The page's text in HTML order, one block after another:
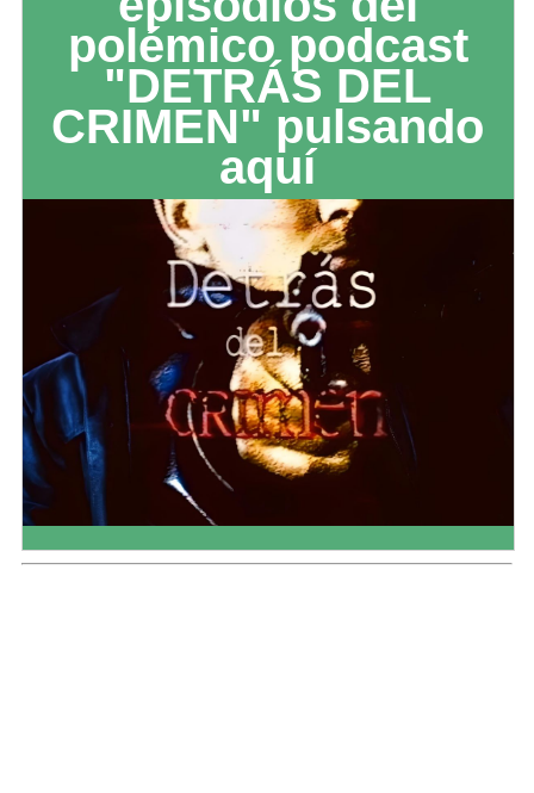
polémico podcast
"DETRÁS DEL
CRIMEN" pulsando
aquí